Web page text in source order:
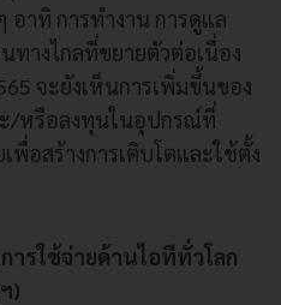
อาทิ การทำงาน การดูแล
ทางไกลที่ขยายตัวต่อเนื่อง
จะยังเห็นการเพิ่มขึ้นของ
/หรือลงทุนในอุปกรณ์ที่
พื่อสร้างการเติบโตและใช้ตั้ง
ารใช้จ่ายด้านไอทีทั่วโลก
)